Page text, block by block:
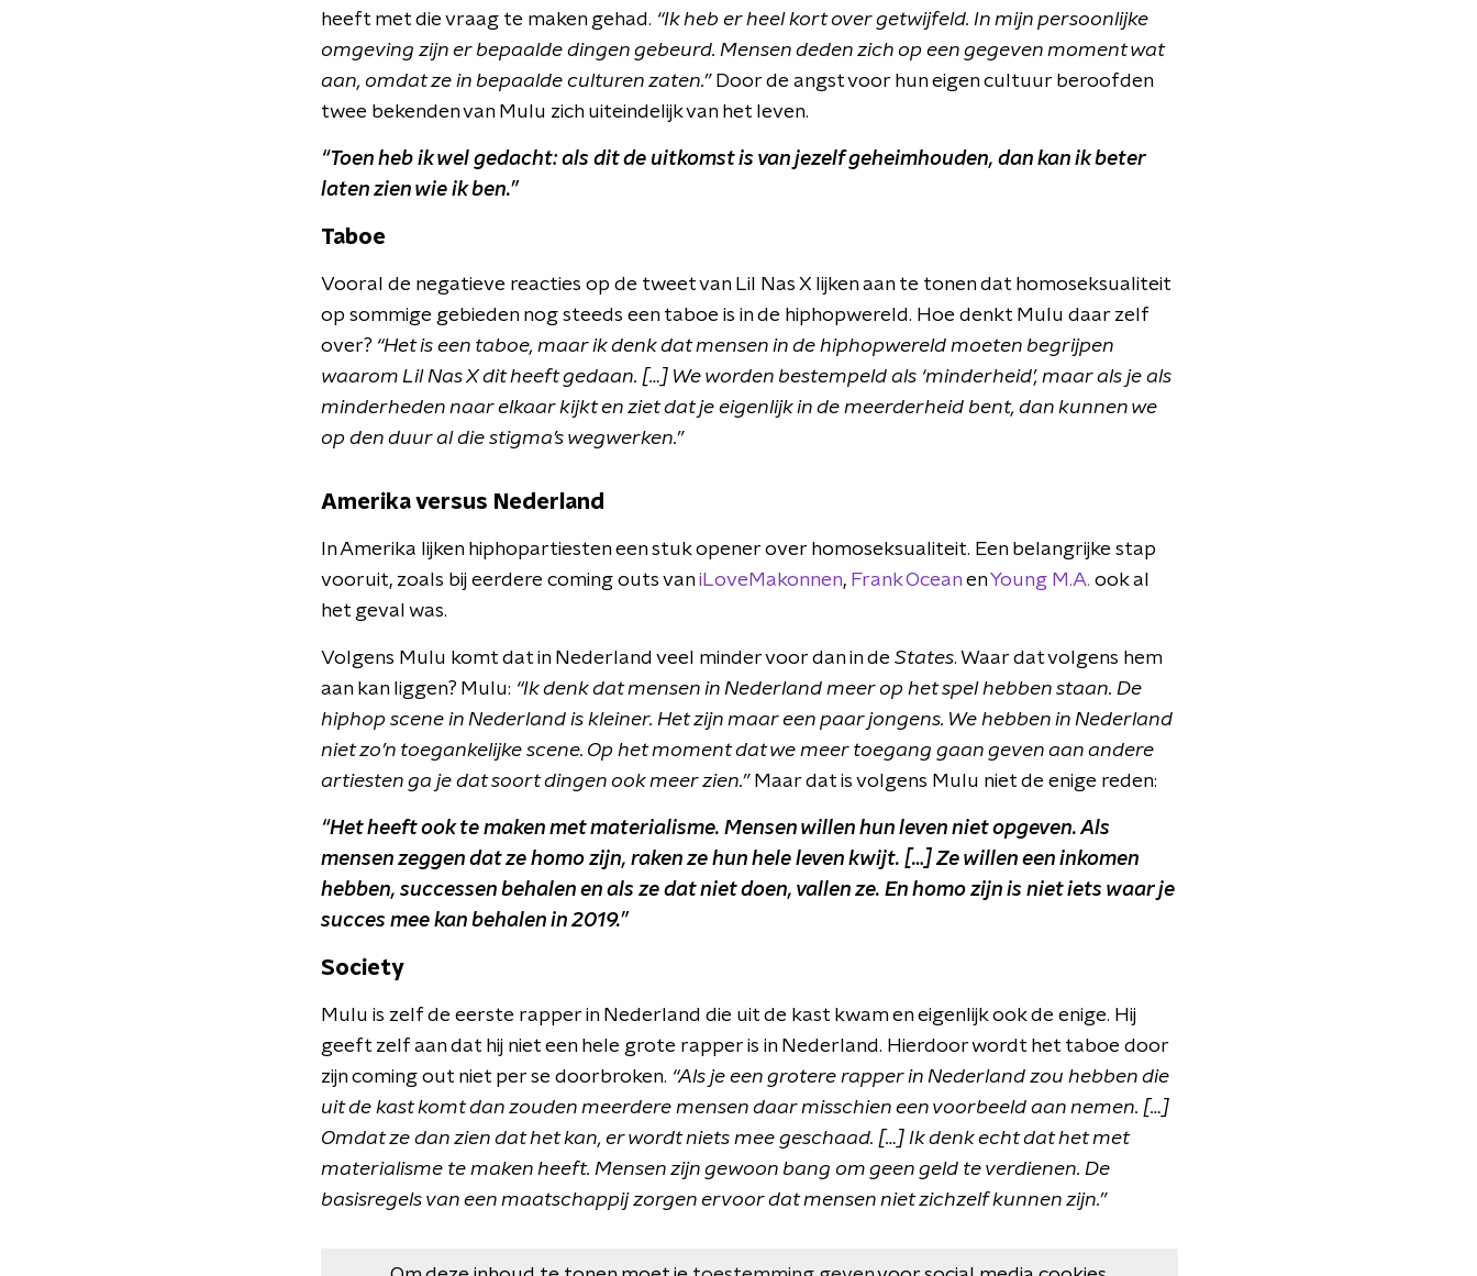
heeft met die vraag te maken gehad. “Ik heb er heel kort over getwijfeld. In mijn persoonlijke
omgeving zijn er bepaalde dingen gebeurd. Mensen deden zich op een gegeven moment wat
aan, omdat ze in bepaalde culturen zaten.”Door de angst voor hun eigen cultuur beroofden
twee bekenden van Mulu zich uiteindelijk van het leven.
“Toen heb ik wel gedacht: als dit de uitkomst is van jezelf geheimhouden, dan kan ik beter
laten zien wie ik ben.”
Taboe
Vooral de negatieve reacties op de tweet van Lil Nas X lijken aan te tonen dat homoseksualiteit
op sommige gebieden nog steeds een taboe is in de hiphopwereld. Hoe denkt Mulu daar zelf
over? “Het is een taboe, maar ik denk dat mensen in de hiphopwereld moeten begrijpen
waarom Lil Nas X dit heeft gedaan. […] We worden bestempeld als ‘minderheid’, maar als je als
minderheden naar elkaar kijkt en ziet dat je eigenlijk in de meerderheid bent, dan kunnen we
op den duur al die stigma’s wegwerken.”
Amerika versus Nederland
In Amerika lijken hiphopartiesten een stuk opener over homoseksualiteit. Een belangrijke stap
vooruit, zoals bij eerdere coming outs vaniLoveMakonnen, Frank Ocean enYoung M.A. ook al
het geval was.
Volgens Mulu komt dat in Nederland veel minder voor dan in de States. Waar dat volgens hem
aan kan liggen? Mulu: “Ik denk dat mensen in Nederland meer op het spel hebben staan. De
hiphop scene in Nederland is kleiner. Het zijn maar een paar jongens. We hebben in Nederland
niet zo’n toegankelijke scene. Op het moment dat we meer toegang gaan geven aan andere
artiesten ga je dat soort dingen ook meer zien.”Maar dat is volgens Mulu niet de enige reden:
“Het heeft ook te maken met materialisme. Mensen willen hun leven niet opgeven. Als
mensen zeggen dat ze homo zijn, raken ze hun hele leven kwijt. […] Ze willen een inkomen
hebben, successen behalen en als ze dat niet doen, vallen ze. En homo zijn is niet iets waar je
succes mee kan behalen in 2019.”
Society
Mulu is zelf de eerste rapper in Nederland die uit de kast kwam en eigenlijk ook de enige. Hij
geeft zelf aan dat hij niet een hele grote rapper is in Nederland. Hierdoor wordt het taboe door
zijn coming out niet per se doorbroken. “Als je een grotere rapper in Nederland zou hebben die
uit de kast komt dan zouden meerdere mensen daar misschien een voorbeeld aan nemen. […]
Omdat ze dan zien dat het kan, er wordt niets mee geschaad. […] Ik denk echt dat het met
materialisme te maken heeft. Mensen zijn gewoon bang om geen geld te verdienen. De
basisregels van een maatschappij zorgen ervoor dat mensen niet zichzelf kunnen zijn.”